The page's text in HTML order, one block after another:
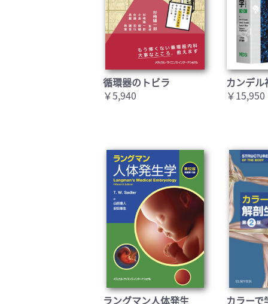
循環器のトビラ
￥5,940
カンデ
￥15,950
ラングマン人体発生
カラー